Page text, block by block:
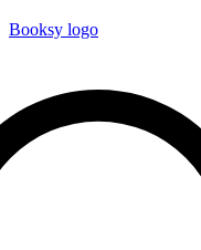
Booksy logo